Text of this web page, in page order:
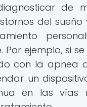
de
del sueño
ejemplo, si
con la apnea
un
en las vías